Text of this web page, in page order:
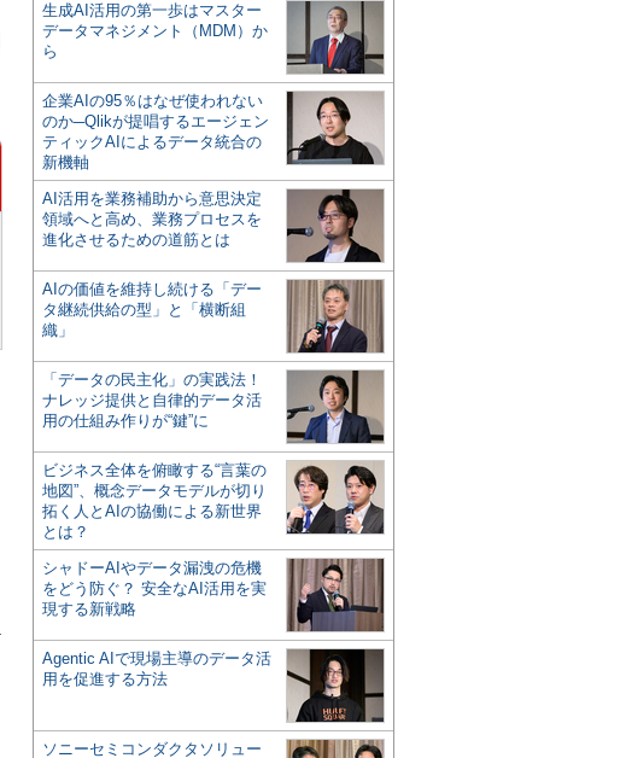
生成AI活用の第一歩はマスター
データマネジメント（MDM）か
ら
企業AIの95％はなぜ使われない
のか─Qlikが提唱するエージェン
ティックAIによるデータ統合の
新機軸
AI活用を業務補助から意思決定
領域へと高め、業務プロセスを
進化させるための道筋とは
AIの価値を維持し続ける「デー
タ継続供給の型」と「横断組
織」
「データの民主化」の実践法！
ナレッジ提供と自律的データ活
用の仕組み作りが“鍵”に
ビジネス全体を俯瞰する“言葉の
地図”、概念データモデルが切り
拓く人とAIの協働による新世界
とは？
シャドーAIやデータ漏洩の危機
をどう防ぐ？ 安全なAI活用を実
現する新戦略
Agentic AIで現場主導のデータ活
用を促進する方法
ソニーセミコンダクタソリュー